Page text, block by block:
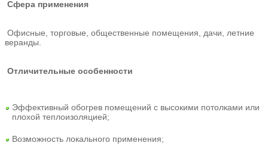
Сфера применения
Офисные, торговые, общественные помещения, дачи, летние
веранды.
Отличительные особенности
Эффективный обогрев помещений с высокими потолками или
плохой теплоизоляцией;
Возможность локального применения;